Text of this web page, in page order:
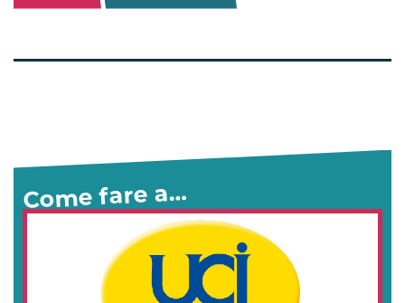
Come fare a…